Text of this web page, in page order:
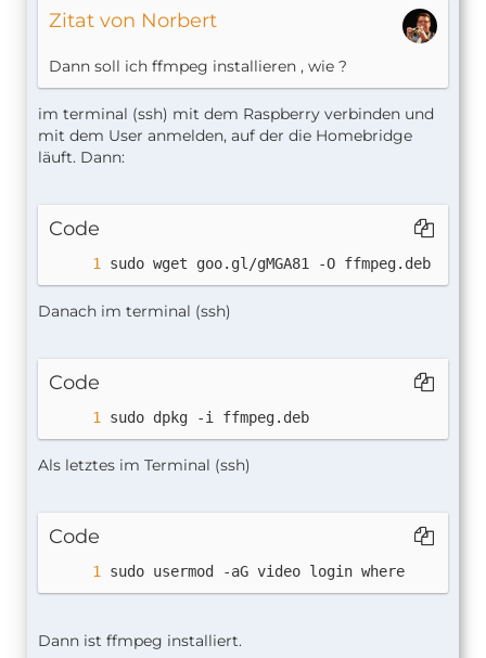
Zitat von Norbert
Dann soll ich ffmpeg installieren , wie ?
im terminal (ssh) mit dem Raspberry verbinden und
mit dem User anmelden, auf der die Homebridge
läuft. Dann:
Code
sudo wget goo.gl/gMGA81 -O ffmpeg.deb
Danach im terminal (ssh)
Code
sudo dpkg -i ffmpeg.deb
Als letztes im Terminal (ssh)
Code
sudo usermod -aG video login where
Dann ist ffmpeg installiert.